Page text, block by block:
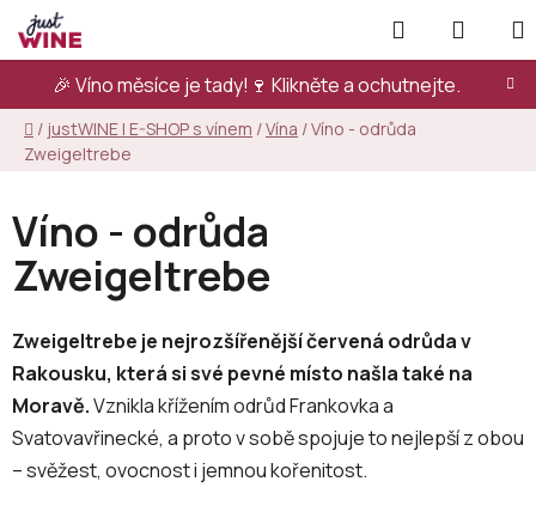
Přejít
na
obsah
🎉 Víno měsíce je tady!🍷 Klikněte a ochutnejte.
Hledat
KOŠÍK
Domů
/ justWINE | E-SHOP s vínem /Vína /Víno - odrůda
Zweigeltrebe
Víno - odrůda
Zweigeltrebe
Zweigeltrebe je nejrozšířenější červená odrůda v
Rakousku, která si své pevné místo našla také na
Moravě.Vznikla křížením odrůd Frankovka a
Svatovavřinecké, a proto v sobě spojuje to nejlepší z obou
– svěžest, ovocnost i jemnou kořenitost.